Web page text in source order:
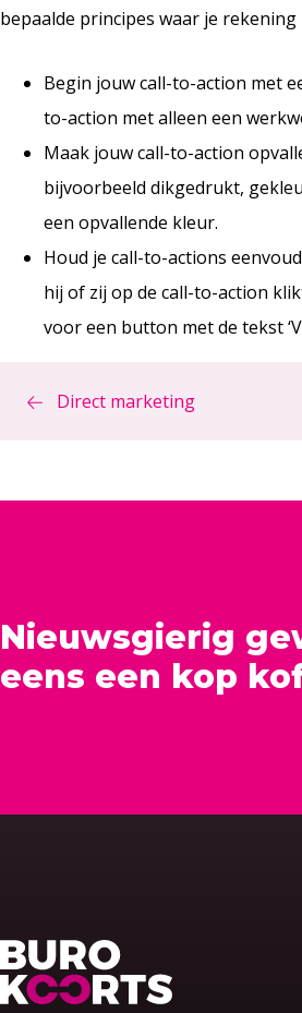
bepaalde principes waar je rekening
Begin jouw call-to-action met
to-action met alleen een
Maak jouw call-to-action
bijvoorbeeld dikgedrukt,
een opvallende kleur.
Houd je call-to-actions
hij of zij op de call-to-action
voor een button met de tekst
Direct marketing
Nieuwsgierig
eens een kop
Terug naar home